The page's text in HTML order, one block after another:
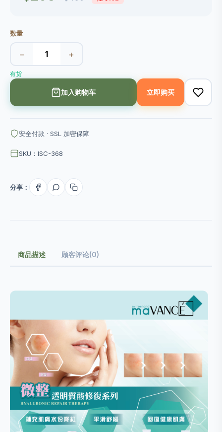
数量
− +
有货
加入购物车 立即购买
安全付款 · SSL 加密保障
SKU：ISC-368
分享：
商品描述 顾客评论(0)